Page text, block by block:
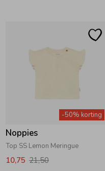
-50% korting
Noppies
Top SS Lemon Meringue
10,75 21,50